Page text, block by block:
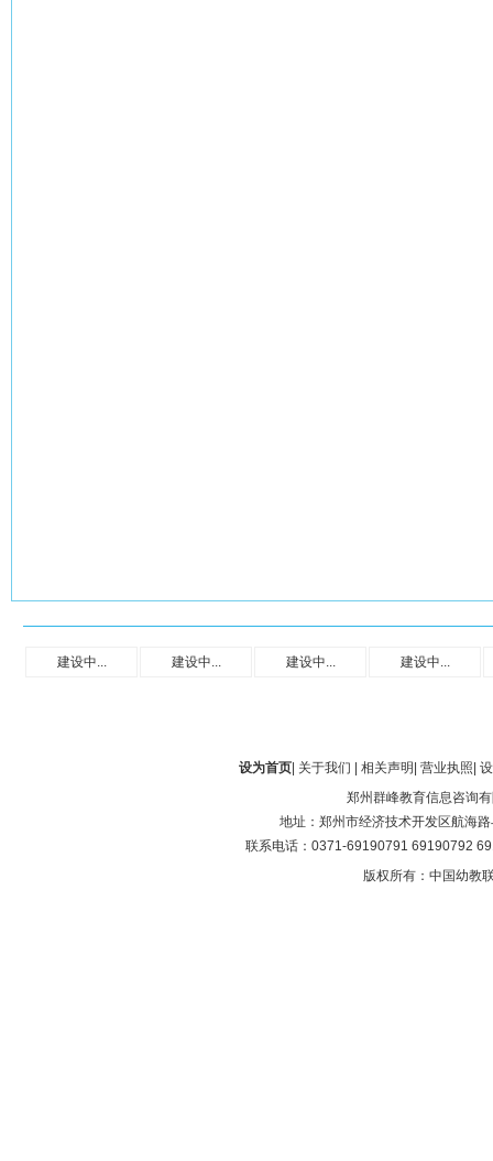
建设中... 建设中... 建设中... 建设中...
设为首页 关于我们 相关声明 营业执照
郑州群峰教育信息咨询
地址：郑州市经济技术开发区航海
联系电话：0371-69190791 69190792
版权所有：中国幼